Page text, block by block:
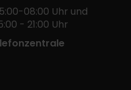
08:00 Uhr und
- 21:00 Uhr